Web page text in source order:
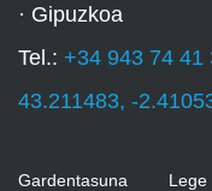
· Gipuzkoa
Tel.: +34 943 74 41
43.211483, -
Gardentasuna Lege